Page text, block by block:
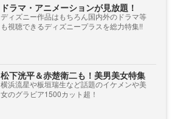
ドラマ・アニメーションが見放題！
ディズニー作品はもちろん国内外のドラマ等
も視聴できるディズニープラスを総力特集!!
松下洸平＆赤楚衛二も！美男美女特集
横浜流星や板垣瑞生など話題のイケメンや美
女のグラビア1500カット超！